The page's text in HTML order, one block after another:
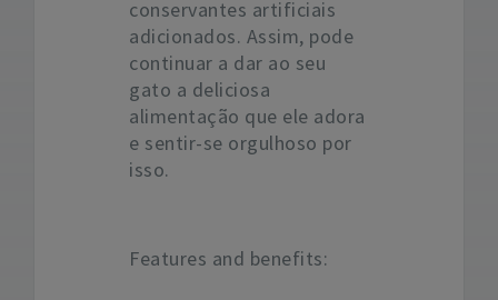
conservantes artificiais
adicionados. Assim, pode
continuar a dar ao seu
gato a deliciosa
alimentação que ele adora
e sentir-se orgulhoso por
isso.
Features and benefits: